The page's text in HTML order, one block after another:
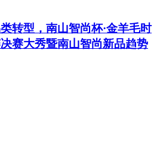
转型，南山智尚杯·金羊毛时
赛大秀暨南山智尚新品趋势